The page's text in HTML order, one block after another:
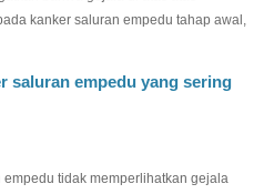
kanker saluran empedu tahap awal,
saluran empedu yang sering
tidak memperlihatkan gejala